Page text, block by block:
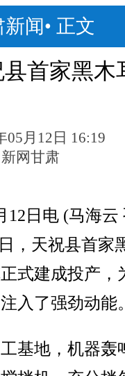
闻• 正文
首家黑木
05月12日 16:19
网甘肃
日电 (马海云
，天祝县首家
式建成投产，
入了强劲动能
地，机器轰